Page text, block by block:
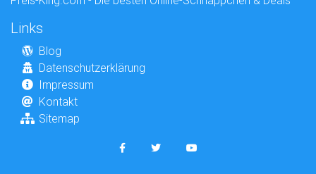
Links
Blog
Datenschutzerklärung
Impressum
Kontakt
Sitemap